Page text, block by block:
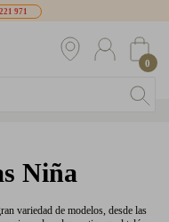
971
0
Niña
variedad de modelos, desde las